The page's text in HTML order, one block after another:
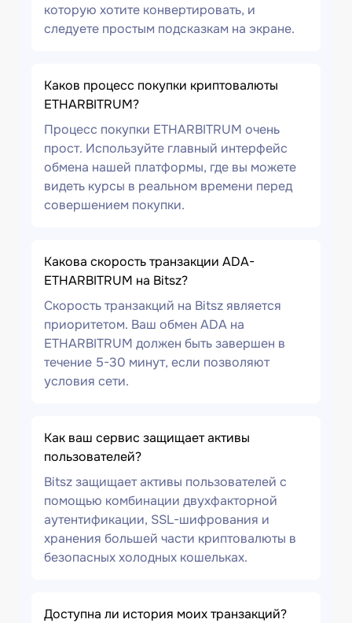
которую хотите конвертировать, и
следуете простым подсказкам на экране.
Каков процесс покупки криптовалюты
ETHARBITRUM?
Процесс покупки ETHARBITRUM очень
прост. Используйте главный интерфейс
обмена нашей платформы, где вы можете
видеть курсы в реальном времени перед
совершением покупки.
Какова скорость транзакции ADA-
ETHARBITRUM на Bitsz?
Скорость транзакций на Bitsz является
приоритетом. Ваш обмен ADA на
ETHARBITRUM должен быть завершен в
течение 5-30 минут, если позволяют
условия сети.
Как ваш сервис защищает активы
пользователей?
Bitsz защищает активы пользователей с
помощью комбинации двухфакторной
аутентификации, SSL-шифрования и
хранения большей части криптовалюты в
безопасных холодных кошельках.
Доступна ли история моих транзакций?